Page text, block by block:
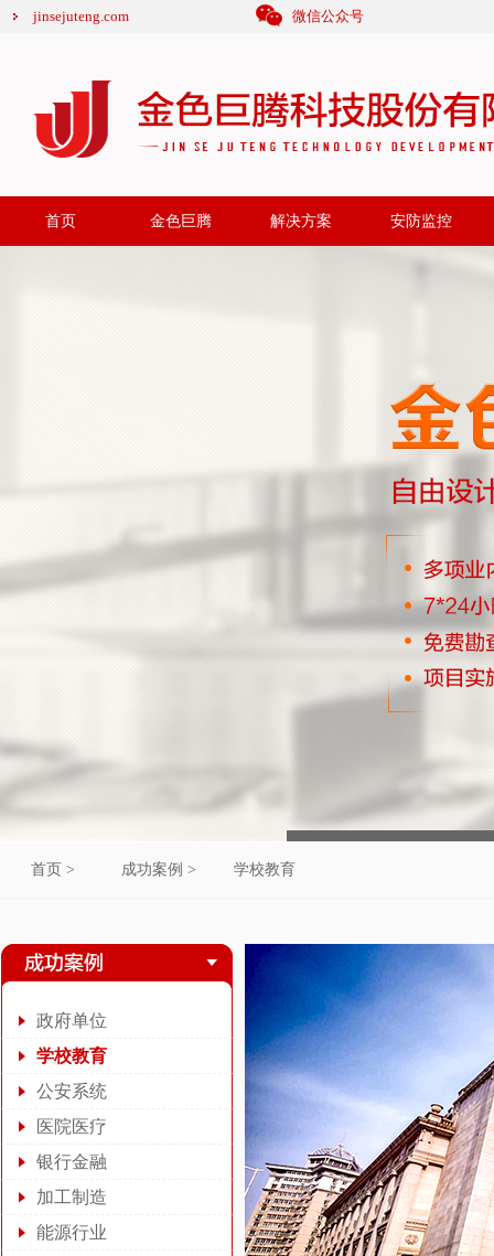
jinsejuteng.com 微信公众号
首页 金色巨腾 解决方案 安防监控
首页 > 成功案例 > 学校教育
政府单位
学校教育
公安系统
医院医疗
银行金融
加工制造
能源行业